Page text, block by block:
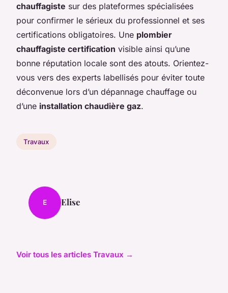
chauffagiste sur des plateformes spécialisées
pour confirmer le sérieux du professionnel et ses
certifications obligatoires. Une plombier
chauffagiste certification visible ainsi qu’une
bonne réputation locale sont des atouts. Orientez-
vous vers des experts labellisés pour éviter toute
déconvenue lors d’un dépannage chauffage ou
d’une installation chaudière gaz.
Travaux
E Elise
Voir tous les articles Travaux →